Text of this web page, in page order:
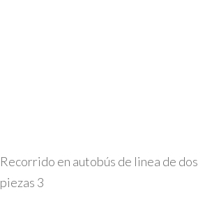
Recorrido en autobús de linea de dos
piezas 3